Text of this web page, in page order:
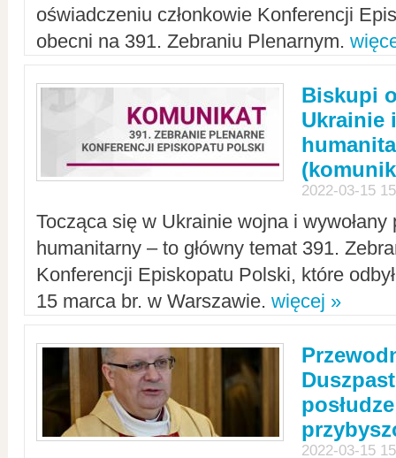
oświadczeniu członkowie Konferencji
obecni na 391. Zebraniu Plenarnym.
Biskupi
Ukrainie
2022-03-15
Tocząca się w Ukrainie wojna i
humanitarny – to główny temat 391.
Konferencji Episkopatu Polski, które
15 marca br. w Warszawie. więcej »
2022-03-15